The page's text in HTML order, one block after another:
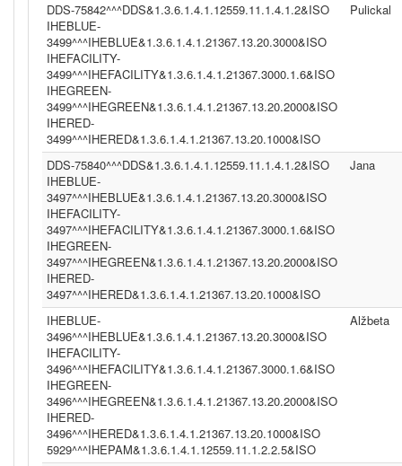
DDS-75842^^^DDS&1.3.6.1.4.1.12559.11.1.4.1.2&ISO
IHEBLUE-
3499^^^IHEBLUE&1.3.6.1.4.1.21367.13.20.3000&ISO
IHEFACILITY-
3499^^^IHEFACILITY&1.3.6.1.4.1.21367.3000.1.6&ISO
IHEGREEN-
3499^^^IHEGREEN&1.3.6.1.4.1.21367.13.20.2000&ISO
IHERED-
3499^^^IHERED&1.3.6.1.4.1.21367.13.20.1000&ISO
Pulickal
DDS-75840^^^DDS&1.3.6.1.4.1.12559.11.1.4.1.2&ISO
IHEBLUE-
3497^^^IHEBLUE&1.3.6.1.4.1.21367.13.20.3000&ISO
IHEFACILITY-
3497^^^IHEFACILITY&1.3.6.1.4.1.21367.3000.1.6&ISO
IHEGREEN-
3497^^^IHEGREEN&1.3.6.1.4.1.21367.13.20.2000&ISO
IHERED-
3497^^^IHERED&1.3.6.1.4.1.21367.13.20.1000&ISO
Jana
IHEBLUE-
3496^^^IHEBLUE&1.3.6.1.4.1.21367.13.20.3000&ISO
IHEFACILITY-
3496^^^IHEFACILITY&1.3.6.1.4.1.21367.3000.1.6&ISO
IHEGREEN-
3496^^^IHEGREEN&1.3.6.1.4.1.21367.13.20.2000&ISO
IHERED-
3496^^^IHERED&1.3.6.1.4.1.21367.13.20.1000&ISO
5929^^^IHEPAM&1.3.6.1.4.1.12559.11.1.2.2.5&ISO
Alžbeta